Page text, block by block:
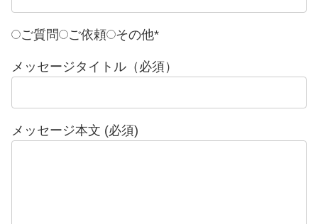
ご質問 ご依頼 その他*
メッセージタイトル（必須）
メッセージ本文 (必須)